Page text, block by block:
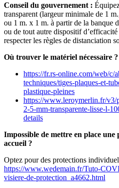
Conseil du gouvernement :
transparent (largeur minimale de 1
ou 1 m. x 1 m. à partir de la banque
ou de tout autre dispositif
respecter les règles de distanciation
Où trouver le matériel nécessaire ?
https://fr.rs-online.com/web/c/
techniques/tiges-plaques-et-
plastique-pleines
https://www.leroymerlin.fr/v3/
2-5-mm-transparente-lisse-l-
details
Impossible de mettre en place
accueil ?
Optez pour des protections
https://www.wedemain.fr/Tuto-
visiere-de-protection_a4662.html